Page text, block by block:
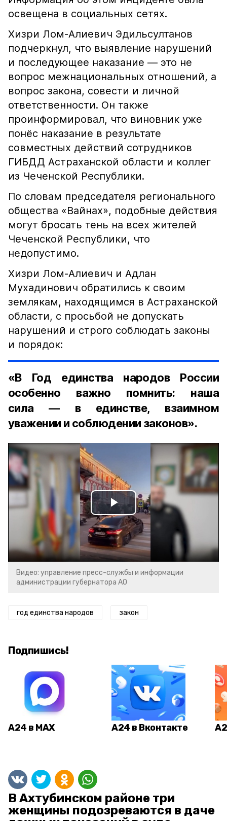
освещена в социальных сетях.
Хизри Лом-Алиевич Эдильсултанов
подчеркнул, что выявление нарушений
и последующее наказание — это не
вопрос межнациональных отношений, а
вопрос закона, совести и личной
ответственности. Он также
проинформировал, что виновник уже
понёс наказание в результате
совместных действий сотрудников
ГИБДД Астраханской области и коллег
из Чеченской Республики.
По словам председателя регионального
общества «Вайнах», подобные действия
могут бросать тень на всех жителей
Чеченской Республики, что
недопустимо.
Хизри Лом-Алиевич и Адлан
Мухадинович обратились к своим
землякам, находящимся в Астраханской
области, с просьбой не допускать
нарушений и строго соблюдать законы
и порядок:
«В Год единства народов России
особенно важно помнить: наша
сила — в единстве, взаимном
уважении и соблюдении законов».
Play
Video
Видео: управление пресс-службы и информации
администрации губернатора АО
год единства народов закон
Подпишись!
А24 в MAX А24 в Вконтакте
В Ахтубинском районе три
женщины подозреваются в даче